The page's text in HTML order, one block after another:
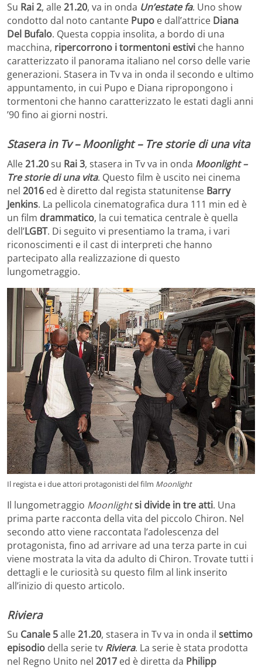
Su Rai 2, alle21.20, va in onda Un’estate fa. Uno show
condotto dal noto cantante Pupo e dall’attrice Diana
Del Bufalo. Questa coppia insolita, a bordo di una
macchina, ripercorrono i tormentoni estivi che hanno
caratterizzato il panorama italiano nel corso delle varie
generazioni. Stasera in Tv va in onda il secondo e ultimo
appuntamento, in cui Pupo e Diana ripropongono i
tormentoni che hanno caratterizzato le estati dagli anni
’90 fino ai giorni nostri.
Stasera in Tv – Moonlight – Tre storie di una vita
Alle21.20su Rai 3, stasera in Tv va in onda Moonlight –
Tre storie di una vita. Questo film è uscito nei cinema
nel 2016 ed è diretto dal regista statunitense Barry
Jenkins. La pellicola cinematografica dura 111 min ed è
un film drammatico, la cui tematica centrale è quella
dell’LGBT. Di seguito vi presentiamo la trama, i vari
riconoscimenti e il cast di interpreti che hanno
partecipato alla realizzazione di questo
lungometraggio.
Il regista e i due attori protagonisti del film Moonlight
Il lungometraggio Moonlightsi divide in tre atti. Una
prima parte racconta della vita del piccolo Chiron. Nel
secondo atto viene raccontata l’adolescenza del
protagonista, fino ad arrivare ad una terza parte in cui
viene mostrata la vita da adulto di Chiron. Trovate tutti i
dettagli e le curiosità su questo film al link inserito
all’inizio di questo articolo.
Riviera
Su Canale 5alle21.20, stasera in Tv va in onda il settimo
episodio della serie tv Riviera. La serie è stata prodotta
nel Regno Unito nel 2017 ed è diretta da Philipp